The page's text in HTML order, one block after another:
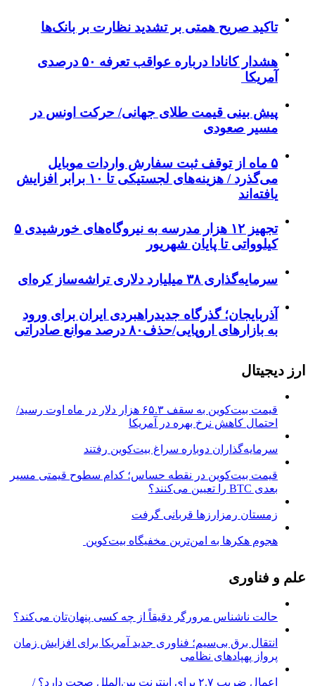
تاکید صریح همتی بر تشدید نظارت بر بانک‌ها
هشدار کانادا درباره عواقب تعرفه ۵۰ درصدی
آمریکا
پیش بینی قیمت طلای جهانی/ حرکت اونس در
مسیر صعودی
۵ ماه از توقف ثبت سفارش واردات موبایل
می‌گذرد / هزینه‌های لجستیکی تا ۱۰ برابر افزایش
یافته‌اند
تجهیز ۱۲ هزار مدرسه به نیروگاه‌های خورشیدی ۵
کیلوواتی تا پایان شهریور
سرمایه‌گذاری ۳۸ میلیارد دلاری تراشه‌ساز کره‌ای
آذربایجان؛ گذرگاه جدیدراهبردی ایران برای ورود
به بازارهای اروپایی/حذف۸۰ درصد موانع صادراتی
ارز دیجیتال
قیمت بیت‌کوین به سقف ۶۵.۳ هزار دلار در ماه اوت رسید/
احتمال کاهش نرخ بهره در آمریکا
سرمایه‌گذاران دوباره سراغ بیت‌کوین رفتند
قیمت بیت‌کوین در نقطه حساس؛ کدام سطوح قیمتی مسیر
بعدی BTC را تعیین می‌کنند؟
زمستان رمزارزها قربانی گرفت
هجوم هکرها به امن‌ترین مخفیگاه بیت‌کوین
علم و فناوری
حالت ناشناس مرورگر دقیقاً از چه کسی پنهان‌تان می‌کند؟
انتقال برق بی‌سیم؛ فناوری جدید آمریکا برای افزایش زمان
پرواز پهپادهای نظامی
اعمال ضریب ۲.۷ برای اینترنت بین‌الملل صحت دارد؟ /